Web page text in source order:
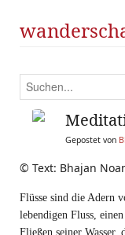
Gepostet von
© Text: Bhajan
Flüsse sind die Adern
lebendigen Fluss,
Fließen seiner Wasser,